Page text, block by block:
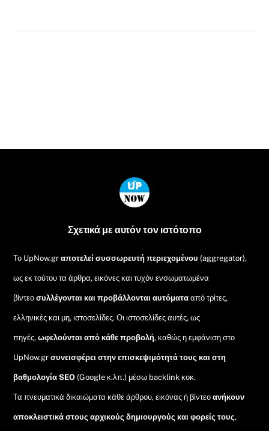
Back
To
Σχετικά με αυτόν τον ιστότοπο
Το UpNow.grαποτελεί συσσωρευτή περιεχομένου (aggregator),
ως εκ τούτου τα άρθρα, εικόνες και τυχόν ενσωματωμένα
βίντεοσυλλέγονται και προβάλλονται αυτόματααπό τρίτες,
ελληνικές και μη, ιστοσελίδες. Οι ιστοσελίδες αυτές, ως
πηγές,ωφελούνται από κάθε προβολή, καθώς η εμφάνιση στο
UpNow.gr συνεισφέρει στην επισκεψιμότητά τους και στη
βαθμολογία SEO (Google κ.λπ.) μέσω backlink κοκ.
Τα πνευματικά δικαιώματα κάθε άρθρου, εικόνας ή βίντεοανήκουν
αποκλειστικά στους αρχικούς δημιουργούς και φορείς τους,